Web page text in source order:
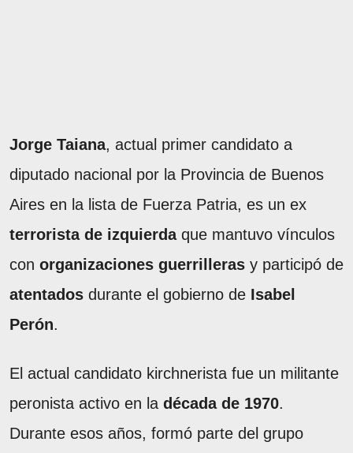
Jorge Taiana, actual primer candidato a
diputado nacional por la Provincia de Buenos
Aires en la lista de Fuerza Patria, es un ex
terrorista de izquierdaque mantuvo vínculos
con organizaciones guerrilleras y participó de
atentados durante el gobierno de Isabel
Perón.
El actual candidato kirchnerista fue un militante
peronista activo en la década de 1970.
Durante esos años, formó parte del grupo